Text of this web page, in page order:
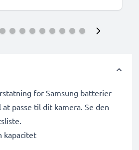
for Samsung batterier
passe til dit kamera. Se den
kapacitet